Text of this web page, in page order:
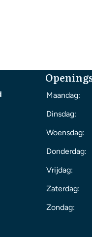
Maandag:
Dinsdag:
Woensdag:
Donderdag:
Vrijdag:
Zaterdag:
Zondag: